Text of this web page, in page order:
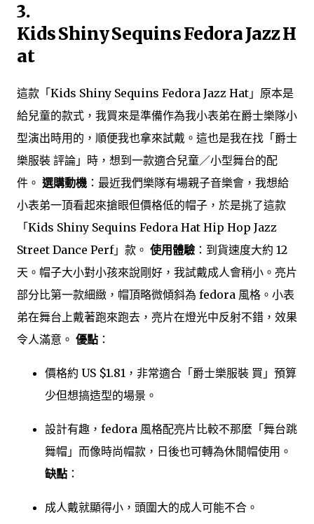
3.
Kids Shiny Sequins Fedora Jazz H
at
這款「Kids Shiny Sequins Fedora Jazz Hat」原本是
給兒童的款式，我買來是準備作為我小表弟在爵士樂隊小
型演出時用的，順便我也拿來試戴。這也是我在找「爵士
樂服裝 評論」時，想到一款適合兒童／小型舞台的配
件。 選購動機 ：最近我們樂隊有場親子音樂會，我想給
小表弟一頂看起來搶眼但價格低的帽子，於是挑了這款
「Kids Shiny Sequins Fedora Hat Hip Hop Jazz
Street Dance Perf」款。 使用體驗 ：到貨速度大約 12
天。帽子大小對小孩來說剛好，我試戴成人會稍小。亮片
部分比第一款細緻，帽頂略微傾斜為 fedora 風格。小表
弟在舞台上戴著跑來跑去，亮片在燈光中反射不錯，效果
令人滿意。 優點 ：
價格約 US $1.81，非常適合「爵士樂服裝 買」預算
少但想搞造型的場景。
設計有趣，fedora 風格配亮片比較不那麼「舞台跳
舞帽」而像時尚帽款，日後也可轉為休閒帽使用。
缺點 ：
成人戴就顯得小，頭圍大的成人可能不合。